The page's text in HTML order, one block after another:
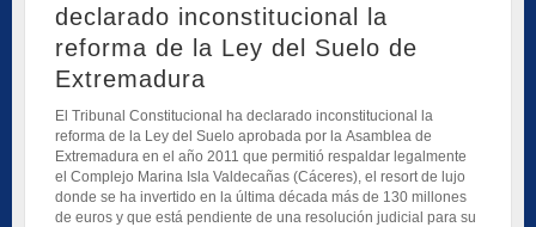
declarado inconstitucional la
reforma de la Ley del Suelo de
Extremadura
El Tribunal Constitucional ha declarado inconstitucional la
reforma de la Ley del Suelo aprobada por la Asamblea de
Extremadura en el año 2011 que permitió respaldar legalmente
el Complejo Marina Isla Valdecañas (Cáceres), el resort de lujo
donde se ha invertido en la última década más de 130 millones
de euros y que está pendiente de una resolución judicial para su